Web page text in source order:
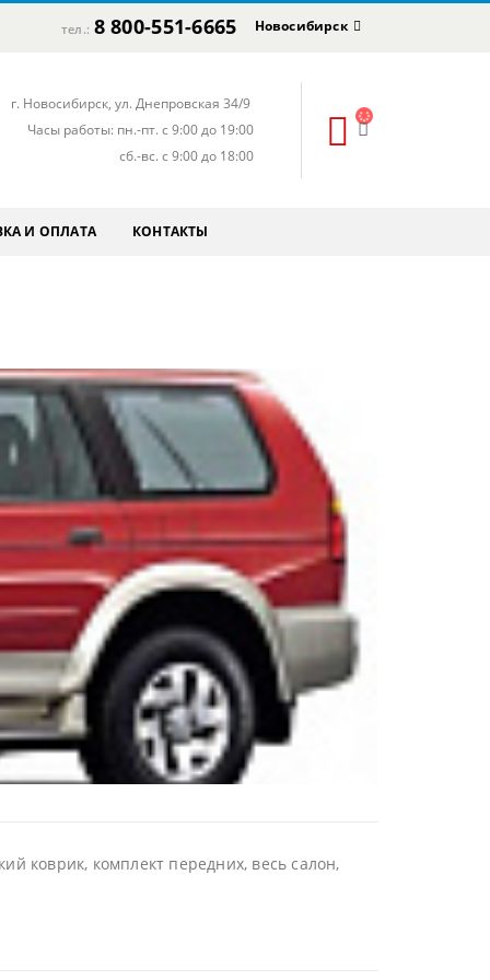
тел.: 8 800-551-6665 Новосибирск
г. Новосибирск, ул. Днепровская 34/9
Часы работы: пн.-пт. с 9:00 до 19:00
сб.-вс. с 9:00 до 18:00
И ОПЛАТА КОНТАКТЫ
коврик, комплект передних, весь салон,